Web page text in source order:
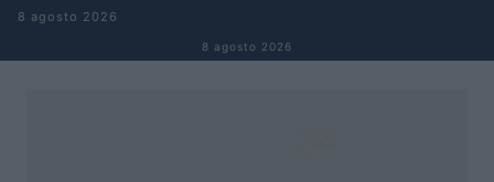
Pular para o conteúdo
8 agosto 2026
8 agosto 2026